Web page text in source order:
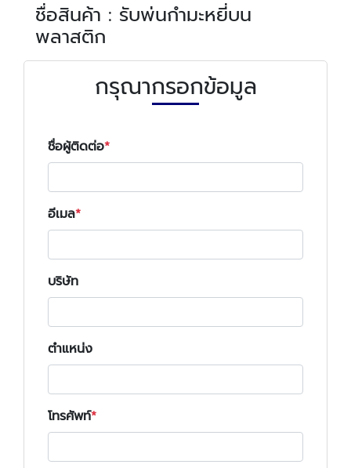
ชื่อสินค้า : รับพ่นกำมะหยี่บน
พลาสติก
กรุณากรอกข้อมูล
ชื่อผู้ติดต่อ
อีเมล
บริษัท
ตำแหน่ง
โทรศัพท์